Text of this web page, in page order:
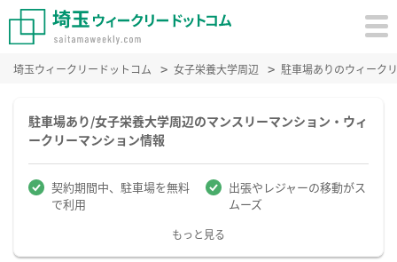
埼玉ウィークリードットコム 女子栄養大学周辺 駐車場ありのウィーク
駐車場あり/女子栄養大学周辺のマンスリーマンション・ウィ
ークリーマンション情報
契約期間中、駐車場を無料
で利用
出張やレジャーの移動がス
ムーズ
もっと見る